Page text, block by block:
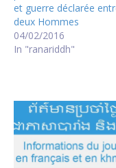
et guerre déclarée
deux Hommes
04/02/2016
In "ranariddh"